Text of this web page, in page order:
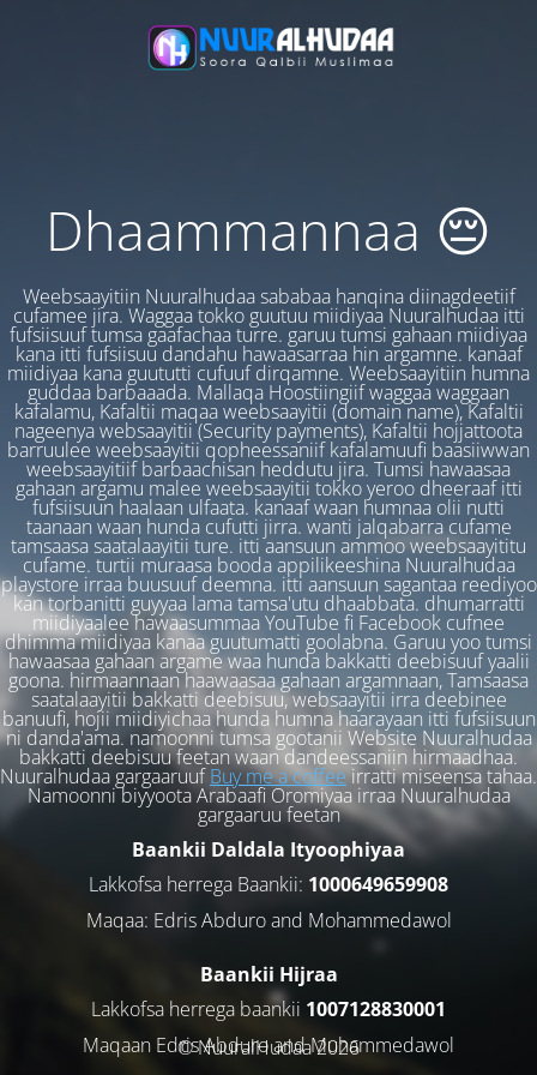
Dhaammannaa 😔
Weebsaayitiin Nuuralhudaa sababaa hanqina diinagdeetiif
cufamee jira. Waggaa tokko guutuu miidiyaa Nuuralhudaa itti
fufsiisuuf tumsa gaafachaa turre. garuu tumsi gahaan miidiyaa
kana itti fufsiisuu dandahu hawaasarraa hin argamne. kanaaf
miidiyaa kana guututti cufuuf dirqamne. Weebsaayitiin humna
guddaa barbaaada. Mallaqa Hoostiingiif waggaa waggaan
kafalamu, Kafaltii maqaa weebsaayitii (domain name), Kafaltii
nageenya websaayitii (Security payments), Kafaltii hojjattoota
barruulee weebsaayitii qopheessaniif kafalamuufi baasiiwwan
weebsaayitiif barbaachisan heddutu jira. Tumsi hawaasaa
gahaan argamu malee weebsaayitii tokko yeroo dheeraaf itti
fufsiisuun haalaan ulfaata. kanaaf waan humnaa olii nutti
taanaan waan hunda cufutti jirra. wanti jalqabarra cufame
tamsaasa saatalaayitii ture. itti aansuun ammoo weebsaayititu
cufame. turtii muraasa booda appilikeeshina Nuuralhudaa
playstore irraa buusuuf deemna. itti aansuun sagantaa reediyoo
kan torbanitti guyyaa lama tamsa'utu dhaabbata. dhumarratti
miidiyaalee hawaasummaa YouTube fi Facebook cufnee
dhimma miidiyaa kanaa guutumatti goolabna. Garuu yoo tumsi
hawaasaa gahaan argame waa hunda bakkatti deebisuuf yaalii
goona. hirmaannaan haawaasaa gahaan argamnaan, Tamsaasa
saatalaayitii bakkatti deebisuu, websaayitii irra deebinee
banuufi, hojii miidiyichaa hunda humna haarayaan itti fufsiisuun
ni danda'ama. namoonni tumsa gootanii Website Nuuralhudaa
bakkatti deebisuu feetan waan dandeessaniin hirmaadhaa.
Nuuralhudaa gargaaruufBuy me a coffeeirratti miseensa tahaa.
Namoonni biyyoota Arabaafi Oromiyaa irraa Nuuralhudaa
gargaaruu feetan
Baankii Daldala Ityoophiyaa
Lakkofsa herrega Baankii: 1000649659908
Maqaa: Edris Abduro and Mohammedawol
Baankii Hijraa
Lakkofsa herrega baankii 1007128830001
Maqaan Edris Abduro and Muhammedawol
© NuuralHudaa 2026